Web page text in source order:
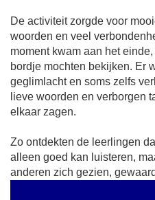
De activiteit zorgde voor
woorden en veel
moment kwam aan het
bordje mochten bekijken. Er
geglimlacht en soms zelfs
lieve woorden en verborgen
elkaar zagen.
Zo ontdekten de leerlingen
alleen goed kan luisteren,
anderen zich gezien,